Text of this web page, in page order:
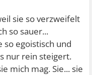
sie so verzweifelt
so sauer...
so egoistisch und
nur rein steigert.
mich mag. Sie... sie